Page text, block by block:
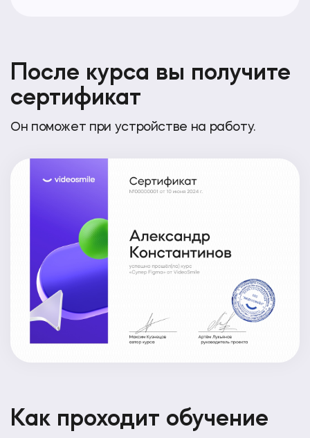
После курса вы получите
сертификат
Он поможет при устройстве на работу.
Как проходит обучение